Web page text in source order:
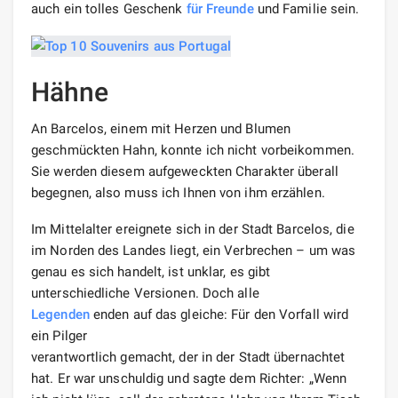
auch ein tolles Geschenk für Freundeund Familie sein.
Hähne
An Barcelos, einem mit Herzen und Blumen
geschmückten Hahn, konnte ich nicht vorbeikommen.
Sie werden diesem aufgeweckten Charakter überall
begegnen, also muss ich Ihnen von ihm erzählen.
Im Mittelalter ereignete sich in der Stadt Barcelos, die
im Norden des Landes liegt, ein Verbrechen – um was
genau es sich handelt, ist unklar, es gibt
unterschiedliche Versionen. Doch alle
Legendenenden auf das gleiche: Für den Vorfall wird
ein Pilger
verantwortlich gemacht, der in der Stadt übernachtet
hat. Er war unschuldig und sagte dem Richter: „Wenn